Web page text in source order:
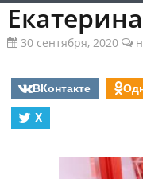
30 сентября, 2020
ВКонтакте
X